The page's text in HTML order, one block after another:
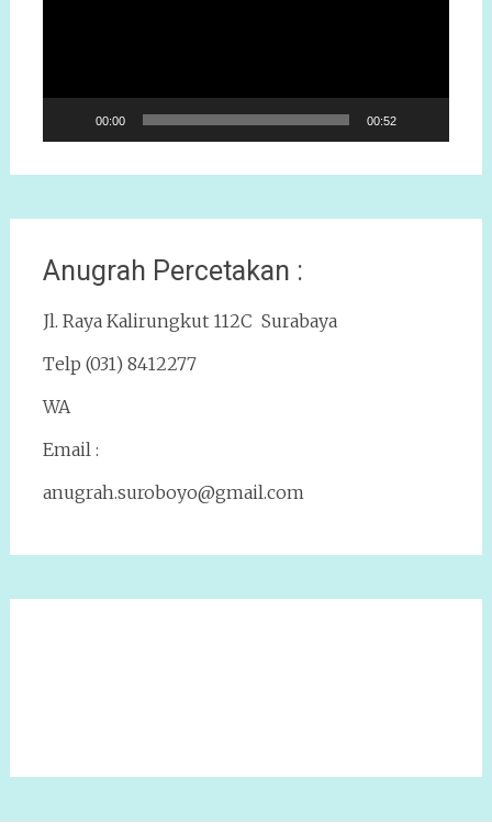
00:00 00:52
Anugrah Percetakan :
Jl. Raya Kalirungkut 112C Surabaya
Telp (031) 8412277
WA
Email :
anugrah.suroboyo@gmail.com